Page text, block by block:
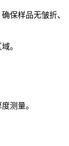
保样品无皱折、
。
测量。